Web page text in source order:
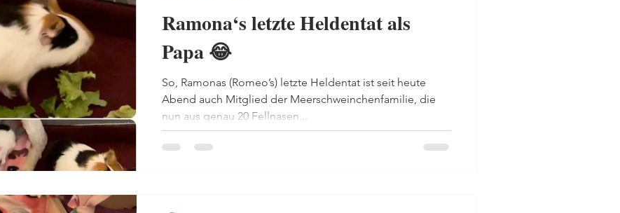
Ramona‘s letzte Heldentat als
Papa 😂
So, Ramonas (Romeo’s) letzte Heldentat ist seit heute
Abend auch Mitglied der Meerschweinchenfamilie, die
nun aus genau 20 Fellnasen...